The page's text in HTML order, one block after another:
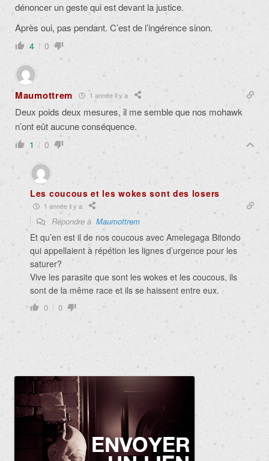
dénoncer un geste qui est devant la justice.
Après oui, pas pendant. C’est de l’ingérence sinon.
4 0
Maumottrem 1 année il y a
Deux poids deux mesures, il me semble que nos mohawk
n’ont eût aucune conséquence.
1 0
Les coucous et les wokes sont des losers
1 année il y a
Répondre à Maumottrem
Et qu’en est il de nos coucous avec Amelegaga Bitondo
qui appellaient à répétion les lignes d’urgence pour les
saturer?
Vive les parasite que sont les wokes et les coucous, ils
sont de la même race et ils se haissent entre eux.
0 0